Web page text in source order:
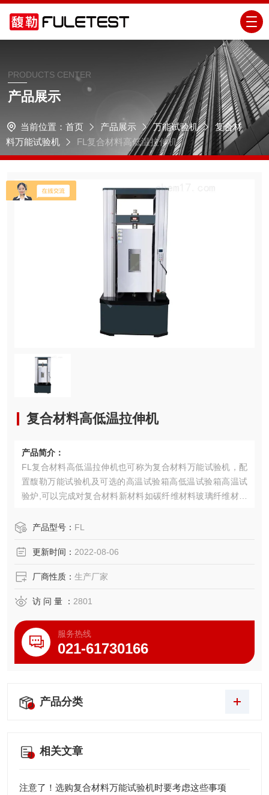
PRODUCTS CENTER
产品展示
当前位置： 首页 产品展示 万能试验机
复合材
料万能试验机
FL复合材料高低温拉伸机
复合材料高低温拉伸机
产品简介：
FL复合材料高低温拉伸机也可称为复合材料万能试验机，配
置馥勒万能试验机及可选的高温试验箱高低温试验箱高温试
验炉,可以完成对复合材料新材料如碳纤维材料玻璃纤维材料
验、疲劳试验等。
产品型号： FL
更新时间： 2022-08-06
厂商性质： 生产厂家
访 问 量 ： 2801
服务热线
021-61730166
产品分类
相关文章
注意了！选购复合材料万能试验机时要考虑这些事项